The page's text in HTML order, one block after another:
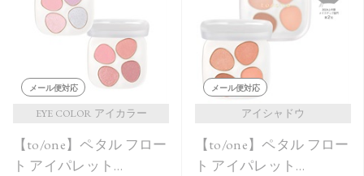
メール便対応
EYE COLOR アイカラー
【to/one】ペタル フロー
ト アイパレット
メール便対応
アイシャドウ
【to/one】ペタル フロー
ト アイパレット